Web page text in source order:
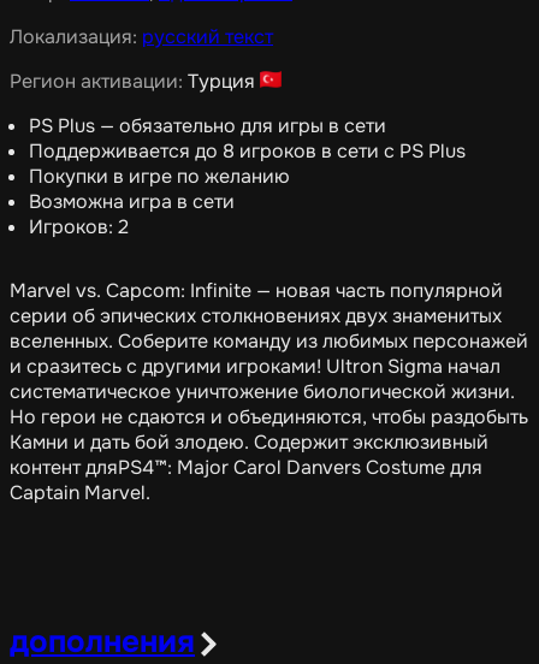
Локализация: русский текст
Регион активации: Турция
PS Plus — обязательно для игры в сети
Поддерживается до 8 игроков в сети с PS Plus
Покупки в игре по желанию
Возможна игра в сети
Игроков: 2
Marvel vs. Capcom: Infinite — новая часть популярной
серии об эпических столкновениях двух знаменитых
вселенных. Соберите команду из любимых персонажей
и сразитесь с другими игроками! Ultron Sigma начал
систематическое уничтожение биологической жизни.
Но герои не сдаются и объединяются, чтобы раздобыть
Камни и дать бой злодею. Содержит эксклюзивный
контент дляPS4™: Major Carol Danvers Costume для
Captain Marvel.
дополнения